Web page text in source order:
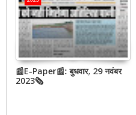
📰E-Paper📰: बुधवार, 29 नवंबर
2023🗞